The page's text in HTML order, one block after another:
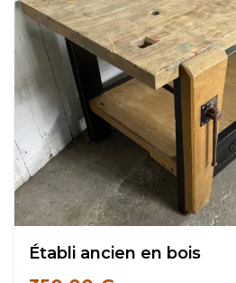
Établi ancien en bois